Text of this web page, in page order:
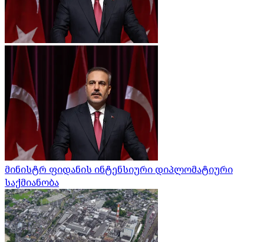
მინისტრ ფიდანის ინტენსიური დიპლომატიური
საქმიანობა